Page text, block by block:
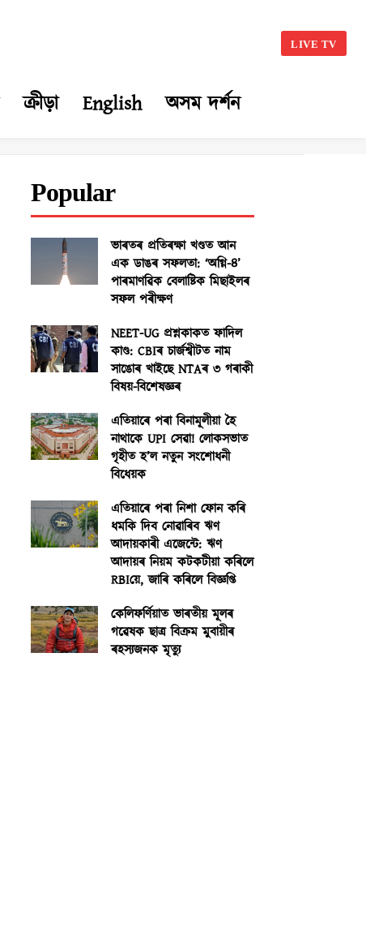
LIVE TV
ক্ৰীড়া English অসম দৰ্শন
Popular
ভাৰতৰ প্ৰতিৰক্ষা খণ্ডত আন
এক ডাঙৰ সফলতা: ‘অগ্নি-৪’
পাৰমাণৱিক বেলাষ্টিক মিছাইলৰ
সফল পৰীক্ষণ
NEET-UG প্ৰশ্নকাকত ফাদিল
কাণ্ড: CBIৰ চাৰ্জশ্বীটত নাম
সাঙোৰ খাইছে NTAৰ ৩ গৰাকী
বিষয়-বিশেষজ্ঞৰ
এতিয়াৰে পৰা বিনামূলীয়া হৈ
নাথাকে UPI সেৱা! লোকসভাত
গৃহীত হ’ল নতুন সংশোধনী
বিধেয়ক
এতিয়াৰে পৰা নিশা ফোন কৰি
ধমকি দিব নোৱাৰিব ঋণ
আদায়কাৰী এজেন্টে: ঋণ
আদায়ৰ নিয়ম কটকটীয়া কৰিলে
RBIয়ে, জাৰি কৰিলে বিজ্ঞপ্তি
কেলিফৰ্ণিয়াত ভাৰতীয় মূলৰ
গৱেষক ছাত্ৰ বিক্ৰম মুবায়ীৰ
ৰহস্যজনক মৃত্যু